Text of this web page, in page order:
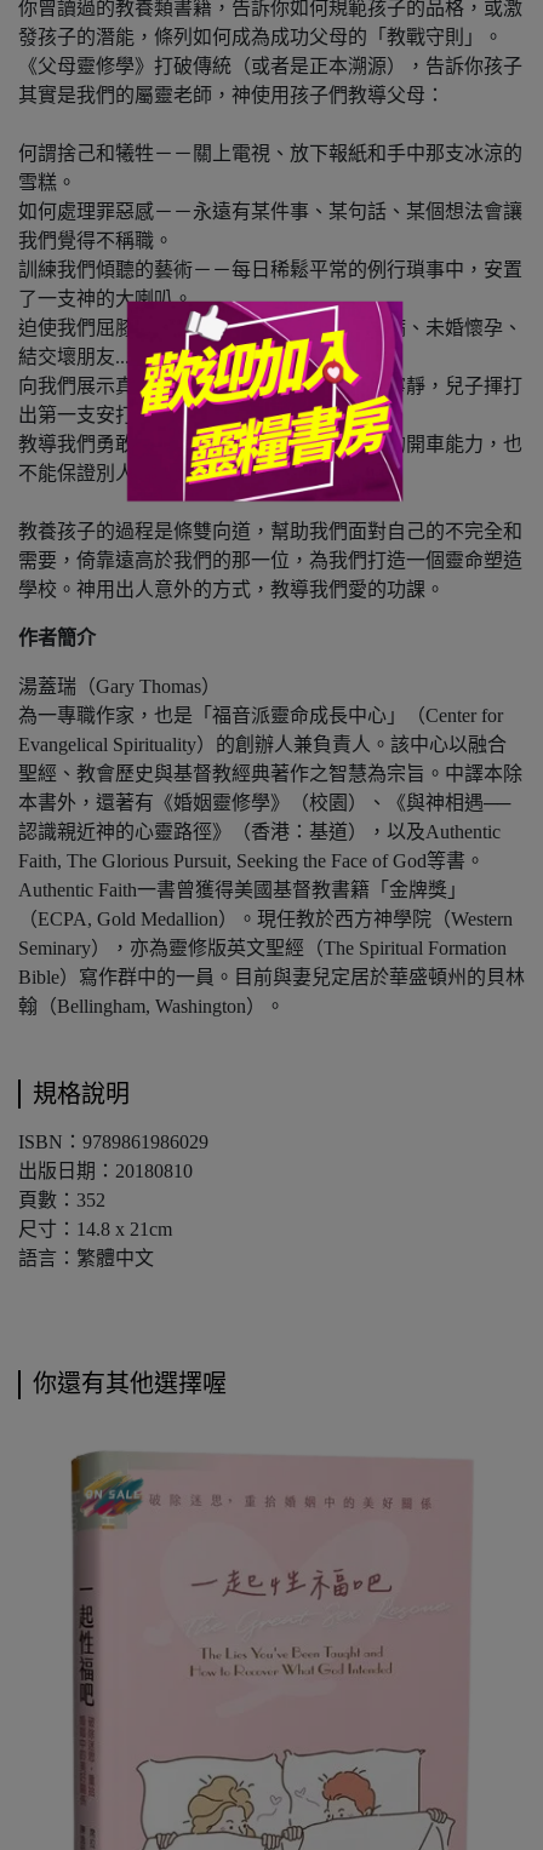
你曾讀過的教養類書籍，告訴你如何規範孩子的品格，或激
發孩子的潛能，條列如何成為成功父母的「教戰守則」。
《父母靈修學》打破傳統（或者是正本溯源），告訴你孩子
其實是我們的屬靈老師，神使用孩子們教導父母：
何謂捨己和犧牲－－關上電視、放下報紙和手中那支冰涼的
雪糕。
如何處理罪惡感－－永遠有某件事、某句話、某個想法會讓
我們覺得不稱職。
訓練我們傾聽的藝術－－每日稀鬆平常的例行瑣事中，安置
了一支神的大喇叭。
迫使我們屈膝禱告－－綁架、意外、罕見疾病、未婚懷孕、
結交壞朋友......
向我們展示真實的喜樂－－熟睡嬰孩臉上的寧靜，兒子揮打
出第一支安打。Oh！My God！
教導我們勇敢無懼地放手－－就算信任孩子的開車能力，也
不能保證別人的車不會來撞他。
教養孩子的過程是條雙向道，幫助我們面對自己的不完全和
需要，倚靠遠高於我們的那一位，為我們打造一個靈命塑造
學校。神用出人意外的方式，教導我們愛的功課。
作者簡介
湯蓋瑞（Gary Thomas）
為一專職作家，也是「福音派靈命成長中心」（Center for
Evangelical Spirituality）的創辦人兼負責人。該中心以融合
聖經、教會歷史與基督教經典著作之智慧為宗旨。中譯本除
本書外，還著有《婚姻靈修學》（校園）、《與神相遇──
認識親近神的心靈路徑》（香港：基道），以及Authentic
Faith, The Glorious Pursuit, Seeking the Face of God等書。
Authentic Faith一書曾獲得美國基督教書籍「金牌獎」
（ECPA, Gold Medallion）。現任教於西方神學院（Western
Seminary），亦為靈修版英文聖經（The Spiritual Formation
Bible）寫作群中的一員。目前與妻兒定居於華盛頓州的貝林
翰（Bellingham, Washington）。
規格說明
ISBN：9789861986029
出版日期：20180810
頁數：352
尺寸：14.8 x 21cm
語言：繁體中文
你還有其他選擇喔